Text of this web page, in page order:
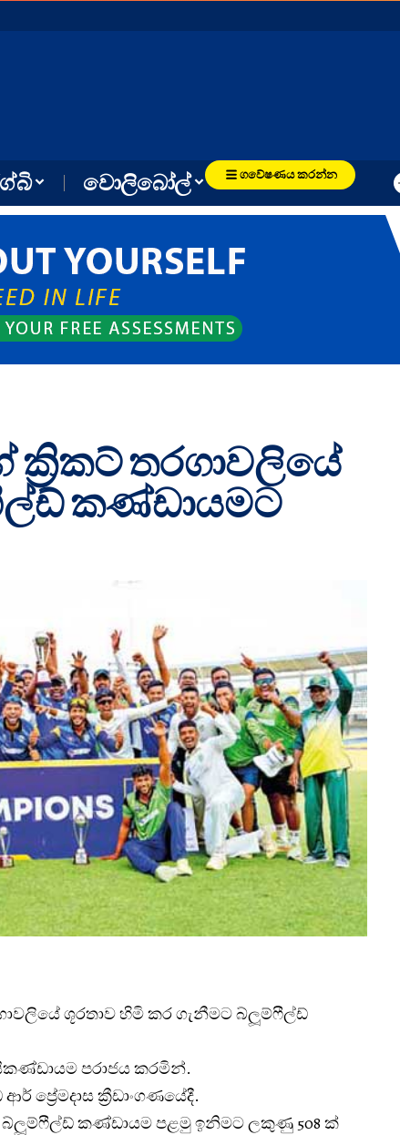
වොලිබෝල් ගවේෂණය කරන්න
ක්‍රිකට් තරගාවලියේ
කණ්ඩායමට
ශූරතාව හිමි කර ගැනීමට බ්ලූම්ෆීල්ඩ්
පරාජය කරමින්.
ප්‍රේමදාස ක්‍රීඩාංගණයේදී.
කණ්ඩායම පළමු ඉනිමට ලකුණු 508 ක්